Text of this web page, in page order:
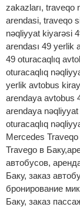
zakazları, traveqo
arendasi, traveqo
nəqliyyat kiyarəsi
arendası 49 yerlik
49 oturacaqlıq
oturacaqlıq
yerlik avtobus
arendaya avtobus
arendaya
oturacaqlıq
Mercedes
Travego в
автобусов,
Баку, заказ
бронирование
Баку, заказ